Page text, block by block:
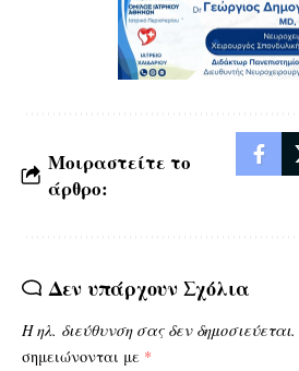
Μοιραστείτε το
άρθρο:
Δεν υπάρχουν Σχόλια
Η ηλ. διεύθυνση σας δεν δημοσιεύεται.
σημειώνονται με *